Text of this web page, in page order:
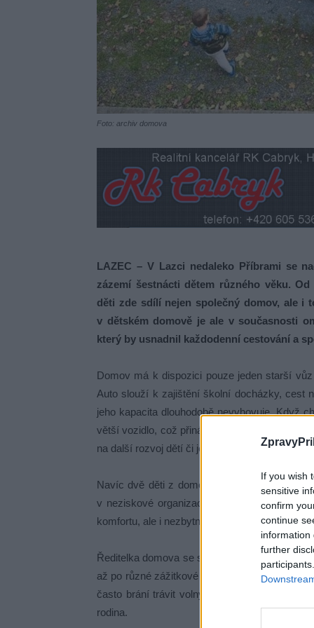
If you wish
sensitive
confirm
continue
information
further
Foto: archiv domova
LAZEC – V Lazci nedaleko Příbrami se
zázemí šestnácti dětem různého věku.
děti zde sdílí nejen společný domov, ale i
v dětském domově je ale v současnosti
který by usnadnil každodenní cestování a
Domov má k dispozici pouze jeden starší
Auto slouží k zajištění školní docházky, cest
jeho kapacita dlouhodobě nevyhovuje. Když
větší vozidlo, což přináší značné finanční
na další rozvoj dětí či jejich zájmové aktivity.
Navíc dvě děti z domova vyžadují
v neziskové organizaci v Příbrami. Potřeba
komfortu, ale i nezbytnosti pro každodenní
Ředitelka domova se snaží dětem
až po různé zážitkové akce, které podporují
často brání trávit volný čas společně mimo
rodina.